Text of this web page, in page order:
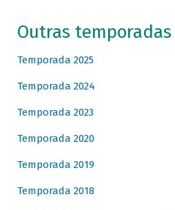
Outras temporadas
Temporada 2025
Temporada 2024
Temporada 2023
Temporada 2020
Temporada 2019
Temporada 2018